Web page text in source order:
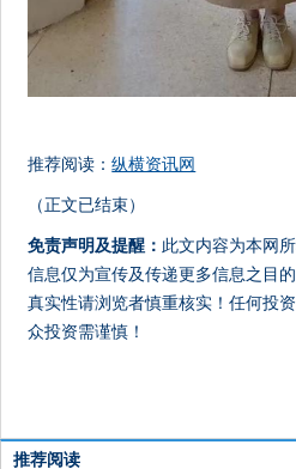
推荐阅读：纵横资讯网
（正文已结束）
免责声明及提醒： 此文内容为本网
信息仅为宣传及传递更多信息之目
真实性请浏览者慎重核实！任何投
众投资需谨慎！
推荐阅读